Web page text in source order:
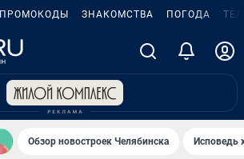
ПРОМОКОДЫ ЗНАКОМСТВА ПОГОДА
Обзор новостроек Челябинска Исповедь